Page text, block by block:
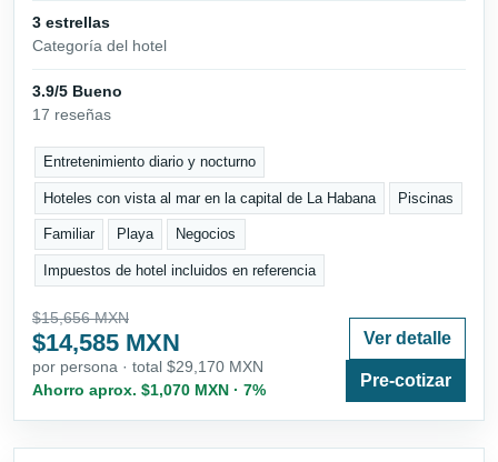
3 estrellas
Categoría del hotel
3.9/5 Bueno
17 reseñas
Entretenimiento diario y nocturno
Hoteles con vista al mar en la capital de La Habana Piscinas
Familiar Playa Negocios
Impuestos de hotel incluidos en referencia
$15,656 MXN
$14,585 MXN
por persona · total $29,170 MXN
Ahorro aprox. $1,070 MXN · 7%
Ver detalle
Pre-cotizar